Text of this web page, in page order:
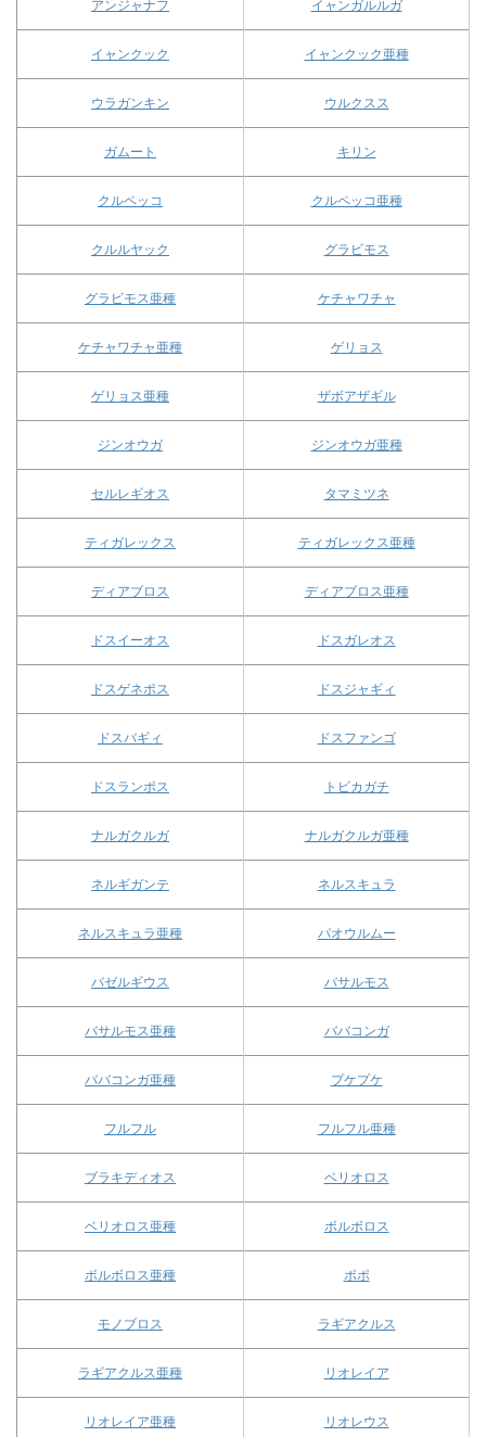
アンジャナフ イャンガルルガ
イャンクック イャンクック亜種
ウラガンキン ウルクスス
ガムート キリン
クルペッコ クルペッコ亜種
クルルヤック グラビモス
グラビモス亜種 ケチャワチャ
ケチャワチャ亜種 ゲリョス
ゲリョス亜種 ザボアザギル
ジンオウガ ジンオウガ亜種
セルレギオス タマミツネ
ティガレックス ティガレックス亜種
ディアブロス ディアブロス亜種
ドスイーオス ドスガレオス
ドスゲネポス ドスジャギィ
ドスバギィ ドスファンゴ
ドスランポス トビカガチ
ナルガクルガ ナルガクルガ亜種
ネルギガンテ ネルスキュラ
ネルスキュラ亜種 パオウルムー
バゼルギウス バサルモス
バサルモス亜種 ババコンガ
ババコンガ亜種 プケプケ
フルフル フルフル亜種
ブラキディオス ベリオロス
ベリオロス亜種 ボルボロス
ボルボロス亜種 ポポ
モノブロス ラギアクルス
ラギアクルス亜種 リオレイア
リオレイア亜種 リオレウス